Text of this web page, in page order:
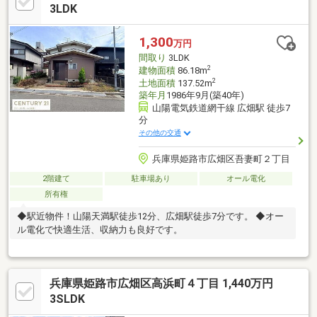
3LDK
1,300万円
間取り 3LDK
建物面積86.18m2
土地面積137.52m2
築年月 1986年9月(築40年)
山陽電気鉄道網干線 広畑駅 徒歩7
分
その他の交通
兵庫県姫路市広畑区吾妻町２丁目
2階建て 駐車場あり
オール電化
所有権
◆駅近物件！山陽天満駅徒歩12分、広畑駅徒歩7分です。 ◆オー
ル電化で快適生活、収納力も良好です。
兵庫県姫路市広畑区高浜町４丁目 1,440万円
3SLDK